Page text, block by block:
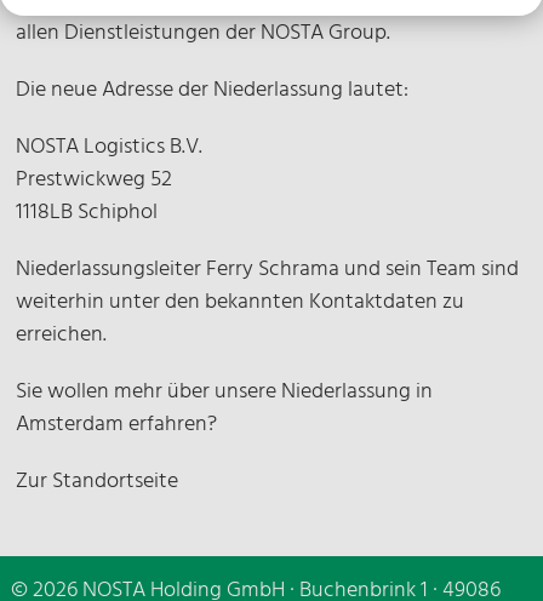
allen Dienstleistungen der NOSTA Group.
Die neue Adresse der Niederlassung lautet:
NOSTA Logistics B.V.
Prestwickweg 52
1118LB Schiphol
Niederlassungsleiter Ferry Schrama und sein Team sind
weiterhin unter den bekannten Kontaktdaten zu
erreichen.
Sie wollen mehr über unsere Niederlassung in
Amsterdam erfahren?
Zur Standortseite
© 2026 NOSTA Holding GmbH · Buchenbrink 1 · 49086